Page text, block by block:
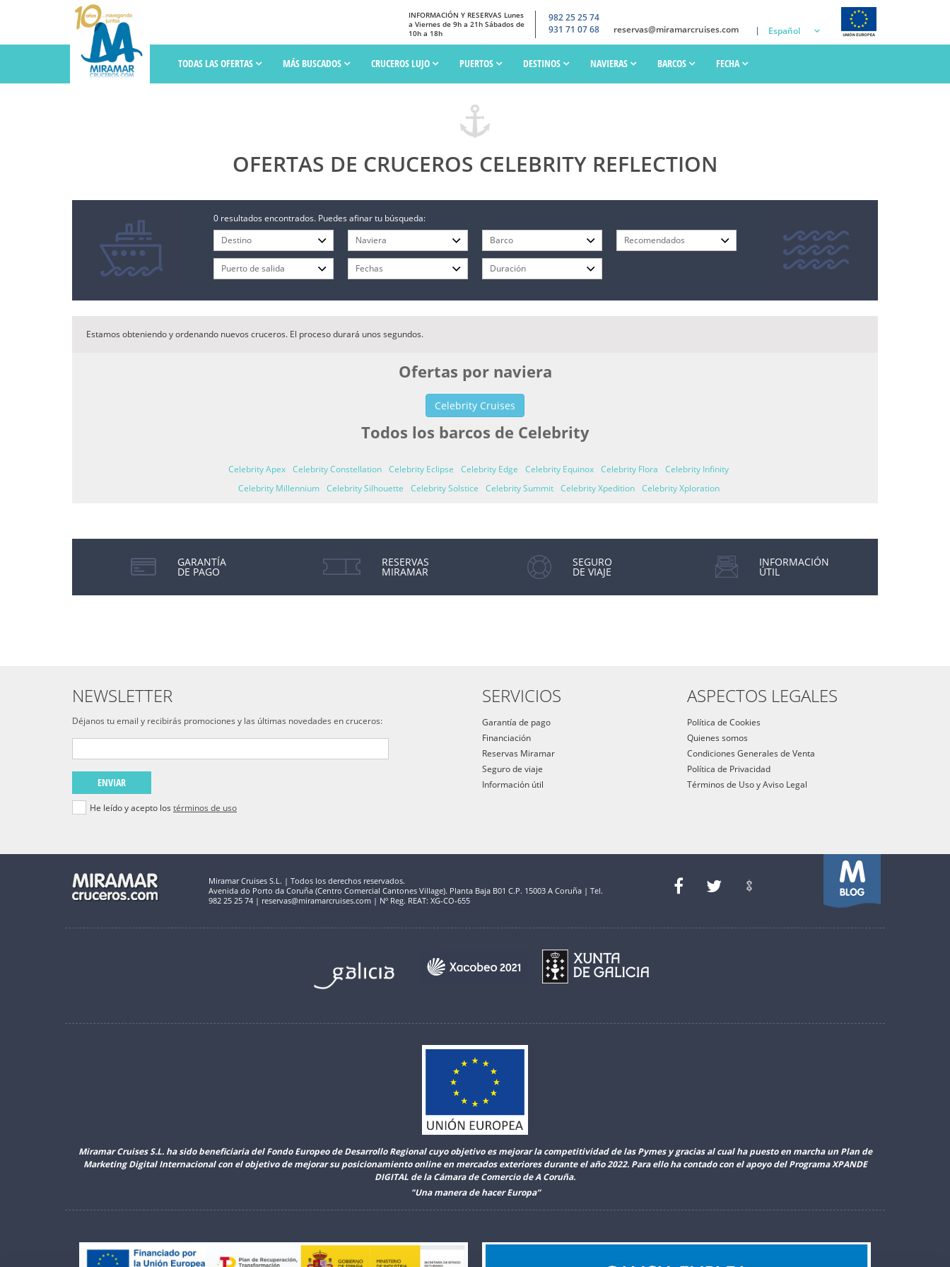
INFORMACIÓN Y RESERVAS Lunes
a Viernes de 9h a 21h Sábados de
10h a 18h
982 25 25 74
931 71 07 68
reservas@miramarcruises.com Español
TODAS LAS OFERTAS MÁS BUSCADOS CRUCEROS LUJO PUERTOS DESTINOS NAVIERAS BARCOS FECHA
OFERTAS DE CRUCEROS CELEBRITY REFLECTION
0 resultados encontrados. Puedes afinar tu búsqueda:
Estamos obteniendo y ordenando nuevos cruceros. El proceso durará unos segundos.
Ofertas por naviera
Celebrity Cruises
Todos los barcos de Celebrity
Celebrity Apex Celebrity Constellation Celebrity Eclipse Celebrity Edge Celebrity Equinox Celebrity Flora
Celebrity Infinity
Celebrity Millennium
Celebrity Silhouette Celebrity Solstice Celebrity Summit Celebrity Xpedition Celebrity Xploration
GARANTÍA
DE PAGO
RESERVAS
MIRAMAR
SEGURO
DE VIAJE
INFORMACIÓN
ÚTIL
NEWSLETTER
Déjanos tu email y recibirás promociones y las últimas novedades en cruceros:
ENVIAR
He leído y acepto los términos de uso
SERVICIOS
Garantía de pago
Financiación
Reservas Miramar
Seguro de viaje
Información útil
ASPECTOS LEGALES
Política de Cookies
Quienes somos
Condiciones Generales de Venta
Política de Privacidad
Términos de Uso y Aviso Legal
Miramar Cruises S.L. | Todos los derechos reservados.
Avenida do Porto da Coruña (Centro Comercial Cantones Village). Planta Baja B01 C.P. 15003 A Coruña | Tel.
982 25 25 74 | reservas@miramarcruises.com | Nº Reg. REAT: XG-CO-655
Miramar Cruises S.L. ha sido beneficiaria del Fondo Europeo de Desarrollo Regional cuyo objetivo es mejorar la competitividad de las Pymes y gracias al cual ha puesto en marcha un Plan de
Marketing Digital Internacional con el objetivo de mejorar su posicionamiento online en mercados exteriores durante el año 2022. Para ello ha contado con el apoyo del Programa XPANDE
DIGITAL de la Cámara de Comercio de A Coruña.
"Una manera de hacer Europa”